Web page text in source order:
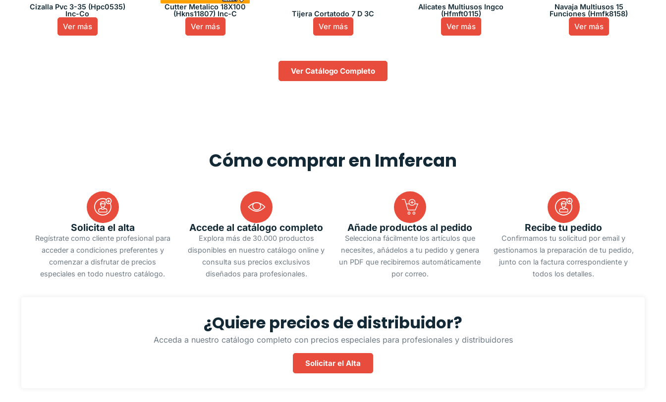
Cizalla Pvc 3-35 (Hpc0535)
Inc-Co
Ver más
Cutter Metalico 18X100
(Hkns11807) Inc-C
Ver más
Tijera Cortatodo 7 D 3C
Ver más
Alicates Multiusos Ingco
(Hfmft0115)
Ver más
Navaja Multiusos 15
Funciones (Hmfk8158)
Ver más
Ver Catálogo Completo
Cómo comprar en Imfercan
Solicita el alta
Regístrate como cliente profesional para
acceder a condiciones preferentes y
comenzar a disfrutar de precios
especiales en todo nuestro catálogo.
Accede al catálogo completo
Explora más de 30.000 productos
disponibles en nuestro catálogo online y
consulta sus precios exclusivos
diseñados para profesionales.
Añade productos al pedido
Selecciona fácilmente los artículos que
necesites, añádelos a tu pedido y genera
un PDF que recibiremos automáticamente
por correo.
Recibe tu pedido
Confirmamos tu solicitud por email y
gestionamos la preparación de tu pedido,
junto con la factura correspondiente y
todos los detalles.
¿Quiere precios de distribuidor?
Acceda a nuestro catálogo completo con precios especiales para profesionales y distribuidores
Solicitar el Alta